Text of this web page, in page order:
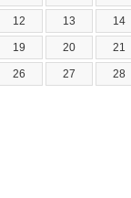
12 13 14
19 20 21
26 27 28